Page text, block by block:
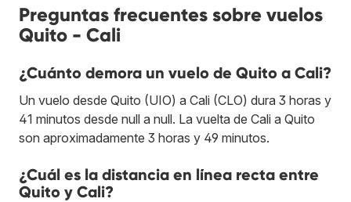
Preguntas frecuentes sobre vuelos
Quito - Cali
¿Cuánto demora un vuelo de Quito a Cali?
Un vuelo desde Quito (UIO) a Cali (CLO) dura 3 horas y
41 minutos desde null a null. La vuelta de Cali a Quito
son aproximadamente 3 horas y 49 minutos.
¿Cuál es la distancia en línea recta entre
Quito y Cali?